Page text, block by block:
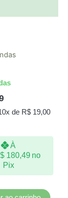
de R$19,00
À
180,49 no
Pix